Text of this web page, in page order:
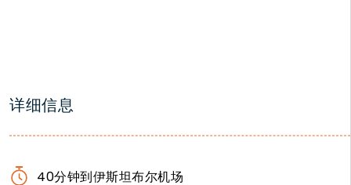
详细信息
40分钟到伊斯坦布尔机场